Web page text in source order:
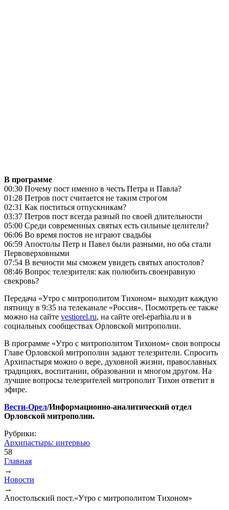
В программе
00:30 Почему пост именно в честь Петра и Павла?
01:28 Петров пост считается не таким строгом
02:31 Как поститься отпускникам?
03:37 Петров пост всегда разный по своей длительности
05:00 Среди современных святых есть сильные целители?
06:06 Во время постов не играют свадьбы
06:59 Апостолы Петр и Павел были разными, но оба стали
Первоверховными
07:54 В вечности мы сможем увидеть святых апостолов?
08:46 Вопрос телезрителя: как полюбить своенравную
свекровь?
Передача «Утро с митрополитом Тихоном» выходит каждую
пятницу в 9:35 на телеканале «Россия». Посмотреть ее также
можно на сайте vestiorel.ru, на сайте orel-eparhia.ru и в
социальных сообществах Орловской митрополии.
В программе «Утро с митрополитом Тихоном» свои вопросы
Главе Орловской митрополии задают телезрители. Спросить
Архипастыря можно о вере, духовной жизни, православных
традициях, воспитании, образовании и многом другом. На
лучшие вопросы телезрителей митрополит Тихон ответит в
эфире.
Вести-Орел/Информационно-аналитический отдел
Орловской митрополии.
Рубрики:
Архипастырь: интервью
58
Вы здесь
Главная
→
Новости
→
Апостольский пост.«Утро с митрополитом Тихоном»